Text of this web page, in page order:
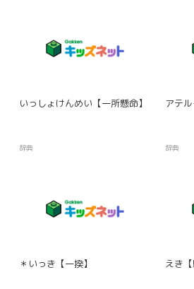
いっしょけんめい【一所懸命】
辞典
アテル
辞典
＊いっき【一揆】 えき【